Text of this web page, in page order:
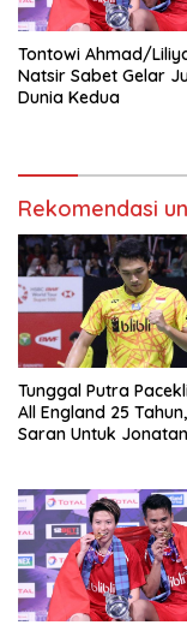
Tontowi Ahmad/
Natsir Sabet Gelar
Dunia Kedua
Rekomendasi
Tunggal Putra
All England 25
Saran Untuk